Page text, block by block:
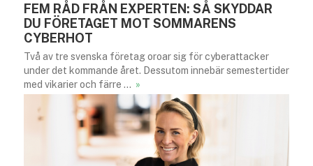
FEM RÅD FRÅN EXPERTEN: SÅ SKYDDAR
DU FÖRETAGET MOT SOMMARENS
CYBERHOT
Två av tre svenska företag oroar sig för cyberattacker
under det kommande året. Dessutom innebär semestertider
med vikarier och färre … »